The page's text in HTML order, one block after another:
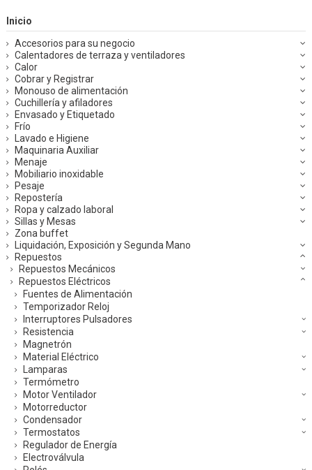
Inicio
Accesorios para su negocio
Calentadores de terraza y ventiladores
Calor
Cobrar y Registrar
Monouso de alimentación
Cuchillería y afiladores
Envasado y Etiquetado
Frío
Lavado e Higiene
Maquinaria Auxiliar
Menaje
Mobiliario inoxidable
Pesaje
Repostería
Ropa y calzado laboral
Sillas y Mesas
Zona buffet
Liquidación, Exposición y Segunda Mano
Repuestos
Repuestos Mecánicos
Repuestos Eléctricos
Fuentes de Alimentación
Temporizador Reloj
Interruptores Pulsadores
Resistencia
Magnetrón
Material Eléctrico
Lamparas
Termómetro
Motor Ventilador
Motorreductor
Condensador
Termostatos
Regulador de Energía
Electroválvula